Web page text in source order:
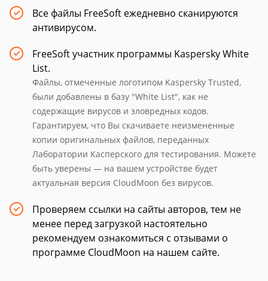
Все файлы FreeSoft ежедневно сканируются
антивирусом.
FreeSoft участник программы Kaspersky White
List.
Файлы, отмеченные логотипом Kaspersky Trusted,
были добавлены в базу "White List", как не
содержащие вирусов и зловредных кодов.
Гарантируем, что Вы скачиваете неизмененные
копии оригинальных файлов, переданных
Лаборатории Касперского для тестирования. Можете
быть уверены — на вашем устройстве будет
актуальная версия CloudMoon без вирусов.
Проверяем ссылки на сайты авторов, тем не
менее перед загрузкой настоятельно
рекомендуем ознакомиться с отзывами о
программе CloudMoon на нашем сайте.